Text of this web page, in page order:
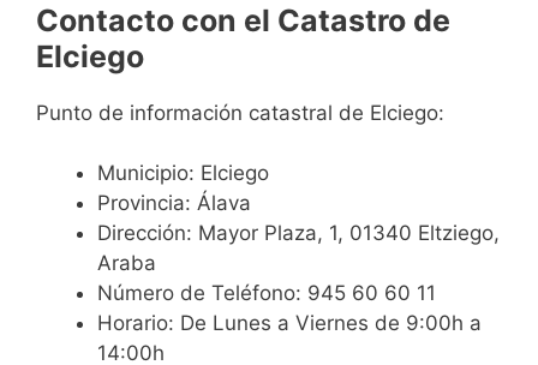
Contacto con el Catastro de
Elciego
Punto de información catastral de Elciego:
Municipio: Elciego
Provincia: Álava
Dirección: Mayor Plaza, 1, 01340 Eltziego,
Araba
Número de Teléfono: 945 60 60 11
Horario: De Lunes a Viernes de 9:00h a
14:00h